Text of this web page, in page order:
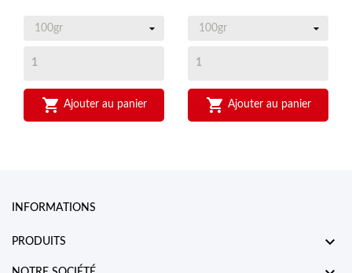
 Ajouter au panier  Ajouter au panier
INFORMATIONS
PRODUITS 